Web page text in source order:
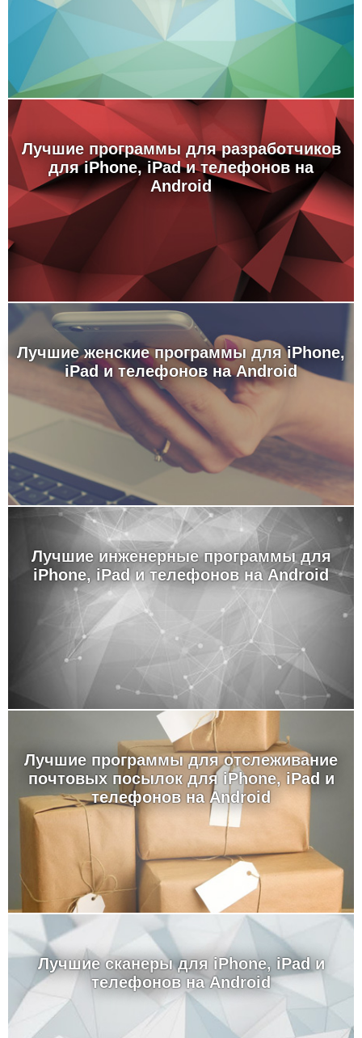
Лучшие программы для разработчиков
для iPhone, iPad и телефонов на
Android
Лучшие женские программы для iPhone,
iPad и телефонов на Android
Лучшие инженерные программы для
iPhone, iPad и телефонов на Android
Лучшие программы для отслеживание
почтовых посылок для iPhone, iPad и
телефонов на Android
Лучшие сканеры для iPhone, iPad и
телефонов на Android